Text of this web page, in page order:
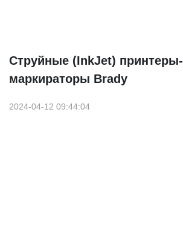
Струйные (InkJet) принтеры-
маркираторы Brady
2024-04-12 09:44:04